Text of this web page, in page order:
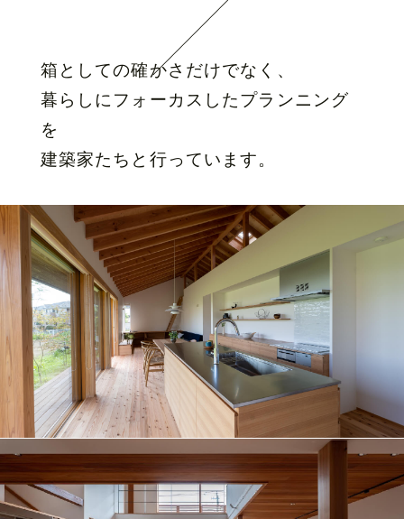
箱としての確かさだけでなく、
暮らしにフォーカスしたプランニング
を
建築家たちと行っています。